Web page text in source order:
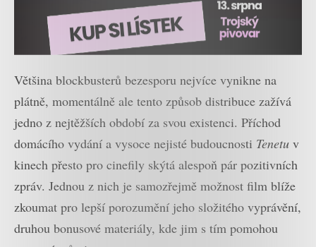
Většina blockbusterů bezesporu nejvíce vynikne na
plátně, momentálně ale tento způsob distribuce zažívá
jedno z nejtěžších období za svou existenci. Příchod
domácího vydání a vysoce nejisté budoucnosti Tenetu v
kinech přesto pro cinefily skýtá alespoň pár pozitivních
zpráv. Jednou z nich je samozřejmě možnost film blíže
zkoumat pro lepší porozumění jeho složitého vyprávění,
druhou bonusové materiály, kde jim s tím pomohou